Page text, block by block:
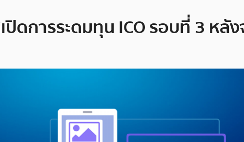
ปิดการระดมทุน ICO รอบที่ 3